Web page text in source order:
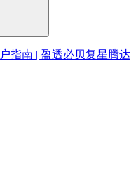
指南 | 盈透必贝复星腾达